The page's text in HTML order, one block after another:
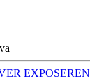
EXPOSEREN